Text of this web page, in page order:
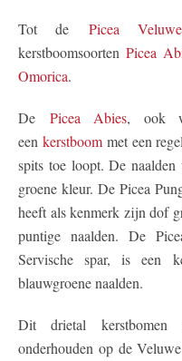
Tot de Picea Veluwe
kerstboomsoortenPicea
Omorica.
De Picea Abies, ook
eenkerstboom met een
spits toe loopt. De
groene kleur. De Picea
heeft als kenmerk zijn dof
puntige naalden. De
Servische spar, is een
blauwgroene naalden.
Dit drietal
onderhouden op de